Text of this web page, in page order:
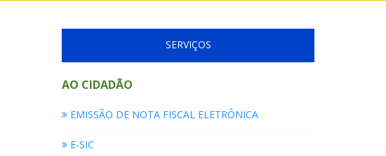
pesquisa
SERVIÇOS
AO CIDADÃO
EMISSÃO DE NOTA FISCAL ELETRÔNICA
E-SIC